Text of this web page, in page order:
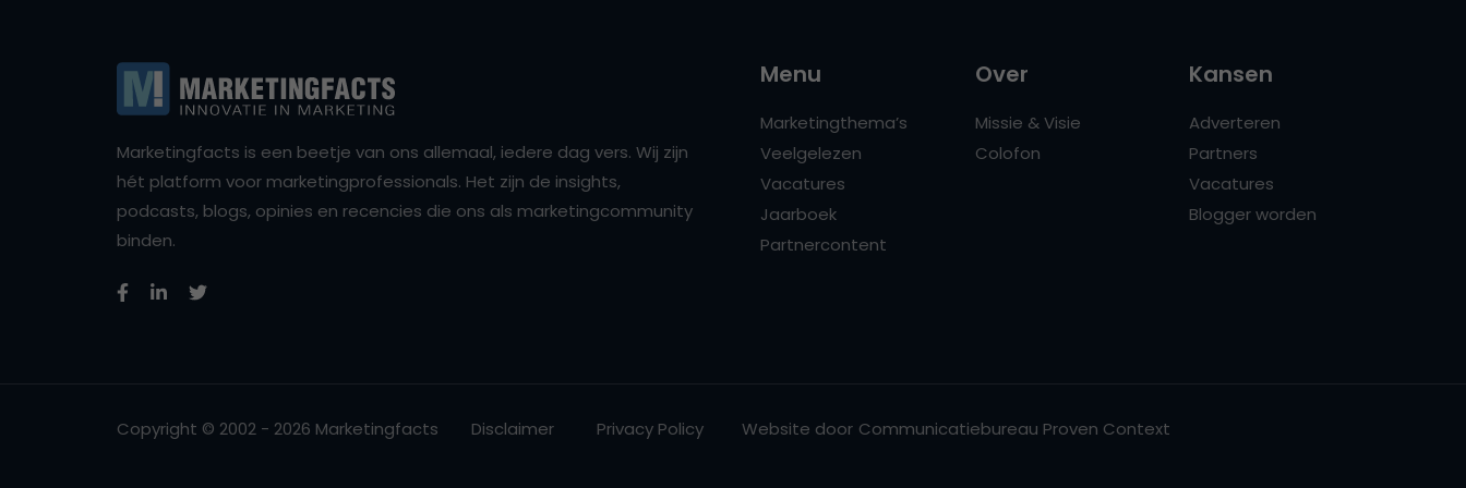
Marketingfacts is een beetje van ons allemaal, iedere dag vers. Wij zijn
hét platform voor marketingprofessionals. Het zijn de insights,
podcasts, blogs, opinies en recencies die ons als marketingcommunity
binden.
Menu
Marketingthema’s
Veelgelezen
Vacatures
Jaarboek
Partnercontent
Over
Missie & Visie
Colofon
Kansen
Adverteren
Partners
Vacatures
Blogger worden
Copyright © 2002 - 2026 Marketingfacts Disclaimer Privacy Policy Website door Communicatiebureau Proven Context